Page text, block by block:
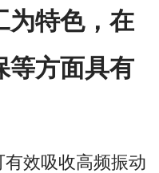
为特色，在
等方面具有
效吸收高频振动